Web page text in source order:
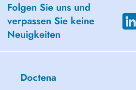
Folgen Sie uns und
verpassen Sie keine
Neuigkeiten
Doctena